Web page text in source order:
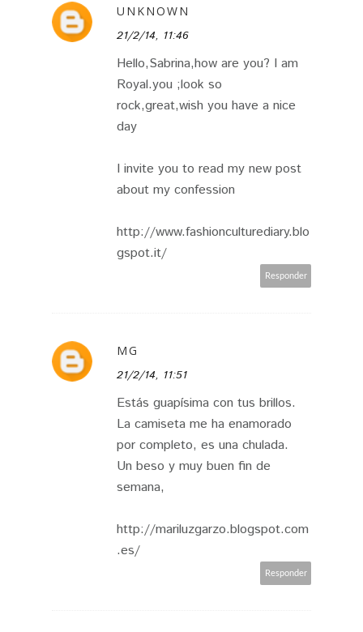
UNKNOWN
21/2/14, 11:46
Hello,Sabrina,how are you? I am
Royal.you ;look so
rock,great,wish you have a nice
day
I invite you to read my new post
about my confession
http://www.fashionculturediary.blo
gspot.it/
Responder
MG
21/2/14, 11:51
Estás guapísima con tus brillos.
La camiseta me ha enamorado
por completo, es una chulada.
Un beso y muy buen fin de
semana,
http://mariluzgarzo.blogspot.com
.es/
Responder